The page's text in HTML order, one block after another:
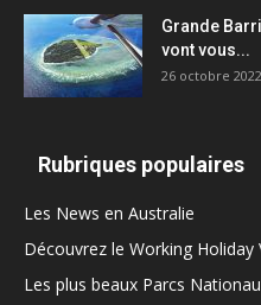
Grande
vont vous...
26 octobre 2022
Rubriques populaires
Les News en Australie
Découvrez le Working Holiday
Les plus beaux Parcs